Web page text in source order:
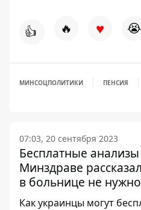
👍 🔥 ♥ 😭
МИНСОЦПОЛИТИКИ ПЕНСИЯ
07:03, 20 сентября 2023
Бесплатные
Минздраве
в больнице не
Как украинцы могут